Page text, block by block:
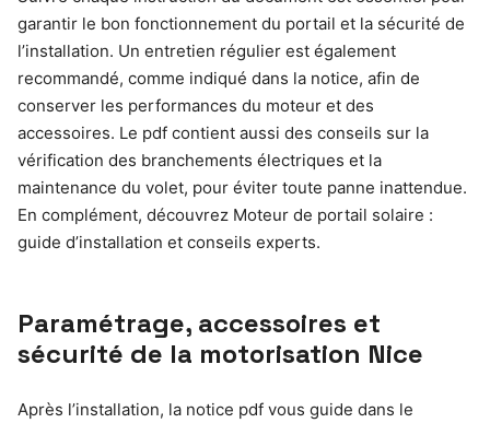
garantir le bon fonctionnement du portail et la sécurité de
l’installation. Un entretien régulier est également
recommandé, comme indiqué dans la notice, afin de
conserver les performances du moteur et des
accessoires. Le pdf contient aussi des conseils sur la
vérification des branchements électriques et la
maintenance du volet, pour éviter toute panne inattendue.
En complément, découvrez Moteur de portail solaire :
guide d’installation et conseils experts.
Paramétrage, accessoires et
sécurité de la motorisation Nice
Après l’installation, la notice pdf vous guide dans le